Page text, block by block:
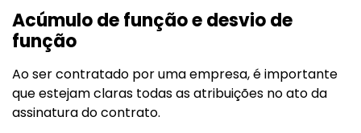
Acúmulo de função e desvio de
função
Ao ser contratado por uma empresa, é importante
que estejam claras todas as atribuições no ato da
assinatura do contrato.